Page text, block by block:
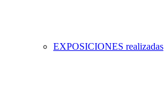
EXPOSICIONES realizadas